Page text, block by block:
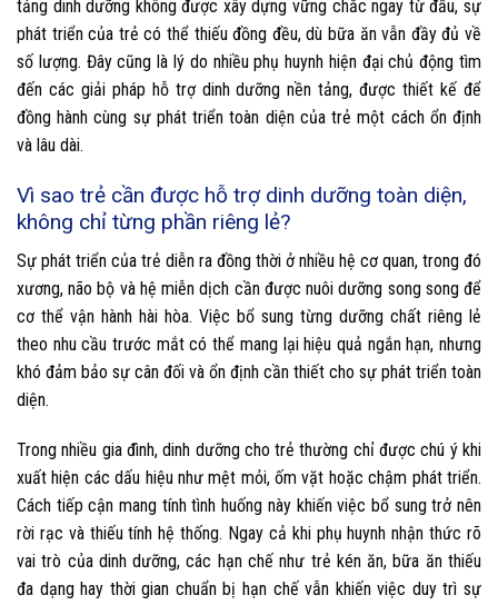
tảng dinh dưỡng không được xây dựng vững chắc ngay từ đầu, sự
phát triển của trẻ có thể thiếu đồng đều, dù bữa ăn vẫn đầy đủ về
số lượng. Đây cũng là lý do nhiều phụ huynh hiện đại chủ động tìm
đến các giải pháp hỗ trợ dinh dưỡng nền tảng, được thiết kế để
đồng hành cùng sự phát triển toàn diện của trẻ một cách ổn định
và lâu dài.
Vì sao trẻ cần được hỗ trợ dinh dưỡng toàn diện,
không chỉ từng phần riêng lẻ?
Sự phát triển của trẻ diễn ra đồng thời ở nhiều hệ cơ quan, trong đó
xương, não bộ và hệ miễn dịch cần được nuôi dưỡng song song để
cơ thể vận hành hài hòa. Việc bổ sung từng dưỡng chất riêng lẻ
theo nhu cầu trước mắt có thể mang lại hiệu quả ngắn hạn, nhưng
khó đảm bảo sự cân đối và ổn định cần thiết cho sự phát triển toàn
diện.
Trong nhiều gia đình, dinh dưỡng cho trẻ thường chỉ được chú ý khi
xuất hiện các dấu hiệu như mệt mỏi, ốm vặt hoặc chậm phát triển.
Cách tiếp cận mang tính tình huống này khiến việc bổ sung trở nên
rời rạc và thiếu tính hệ thống. Ngay cả khi phụ huynh nhận thức rõ
vai trò của dinh dưỡng, các hạn chế như trẻ kén ăn, bữa ăn thiếu
đa dạng hay thời gian chuẩn bị hạn chế vẫn khiến việc duy trì sự